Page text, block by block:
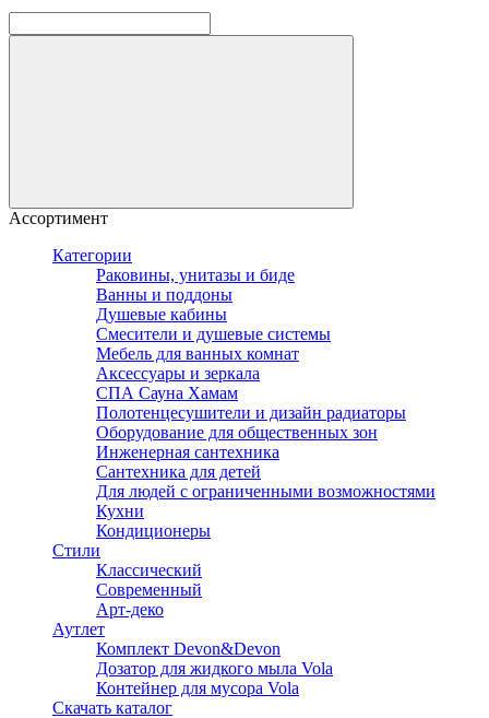
Ассортимент
Категории
Раковины, унитазы и биде
Ванны и поддоны
Душевые кабины
Смесители и душевые системы
Мебель для ванных комнат
Аксессуары и зеркала
СПА Сауна Хамам
Полотенцесушители и дизайн радиаторы
Оборудование для общественных зон
Инженерная сантехника
Сантехника для детей
Для людей с ограниченными возможностями
Кухни
Кондиционеры
Стили
Классический
Современный
Арт-деко
Аутлет
Комплект Devon&Devon
Дозатор для жидкого мыла Vola
Контейнер для мусора Vola
Скачать каталог